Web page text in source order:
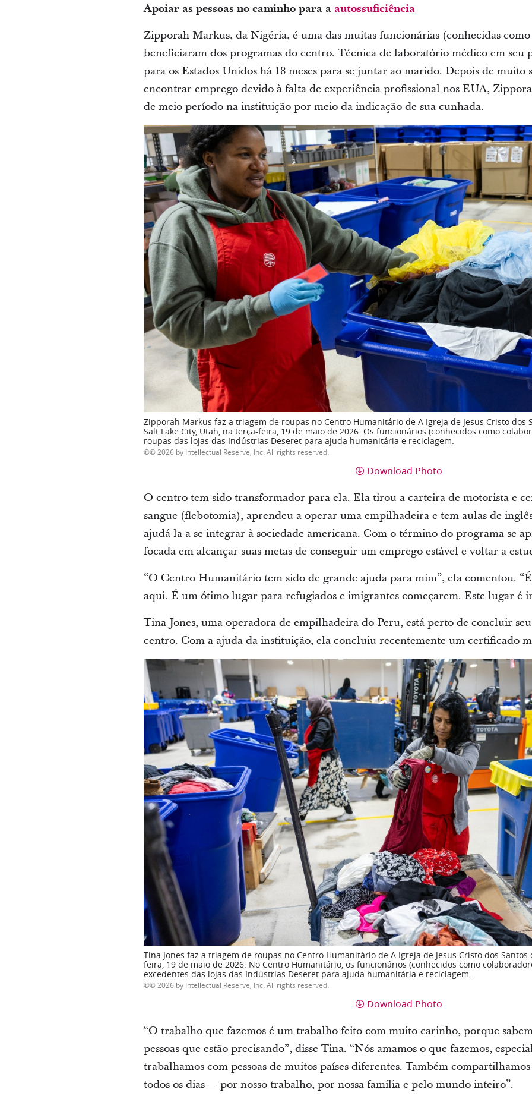
Apoiar as pessoas no caminho para a autossuficiência
Zipporah Markus, da Nigéria, é uma das muitas funcionárias (conhecidas
beneficiaram dos programas do centro. Técnica de laboratório médico em seu
para os Estados Unidos há 18 meses para se juntar ao marido. Depois de muito
encontrar emprego devido à falta de experiência profissional nos EUA,
de meio período na instituição por meio da indicação de sua cunhada.
Zipporah Markus faz a triagem de roupas no Centro Humanitário de A Igreja de Jesus Cristo dos
Salt Lake City, Utah, na terça-feira, 19 de maio de 2026. Os funcionários (conhecidos como
roupas das lojas das Indústrias Deseret para ajuda humanitária e reciclagem.
© 2026 by Intellectual Reserve, Inc. All rights reserved.
Download Photo
O centro tem sido transformador para ela. Ela tirou a carteira de motorista e
sangue (flebotomia), aprendeu a operar uma empilhadeira e tem aulas de
ajudá-la a se integrar à sociedade americana. Com o término do programa se
focada em alcançar suas metas de conseguir um emprego estável e voltar a
“O Centro Humanitário tem sido de grande ajuda para mim”, ela comentou.
aqui. É um ótimo lugar para refugiados e imigrantes começarem. Este lugar é
Tina Jones, uma operadora de empilhadeira do Peru, está perto de concluir
centro. Com a ajuda da instituição, ela concluiu recentemente um certificado
Tina Jones faz a triagem de roupas no Centro Humanitário de A Igreja de Jesus Cristo dos
feira, 19 de maio de 2026. No Centro Humanitário, os funcionários (conhecidos como
excedentes das lojas das Indústrias Deseret para ajuda humanitária e reciclagem.
© 2026 by Intellectual Reserve, Inc. All rights reserved.
Download Photo
“O trabalho que fazemos é um trabalho feito com muito carinho, porque
pessoas que estão precisando”, disse Tina. “Nós amamos o que fazemos,
trabalhamos com pessoas de muitos países diferentes. Também
todos os dias ― por nosso trabalho, por nossa família e pelo mundo inteiro”.